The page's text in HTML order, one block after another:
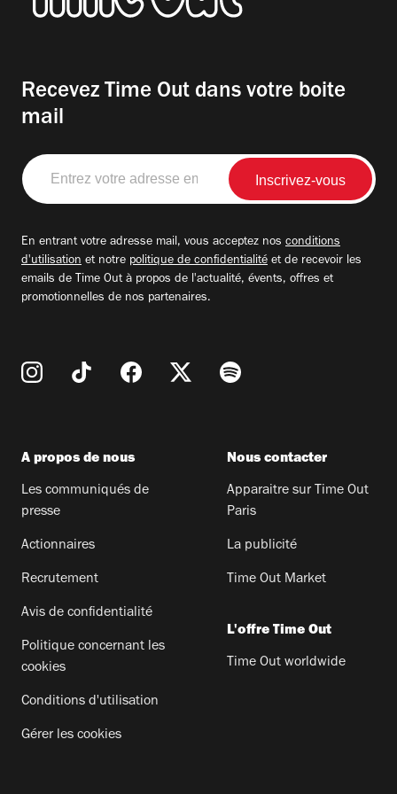
Recevez Time Out dans votre boite
mail
Entrez
votre
adresse
En entrant votre adresse mail, vous acceptez nos conditions
d'utilisation et notre politique de confidentialité et de recevoir les
emails de Time Out à propos de l'actualité, évents, offres et
promotionnelles de nos partenaires.
A propos de nous
Les communiqués de
presse
Actionnaires
Recrutement
Avis de confidentialité
Politique concernant les
cookies
Conditions d'utilisation
Gérer les cookies
Nous contacter
Apparaitre sur Time Out
Paris
La publicité
Time Out Market
L'offre Time Out
Time Out worldwide